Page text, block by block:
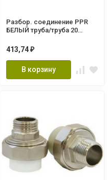
Разбор. соединение PPR
БЕЛЫЙ труба/труба 20
413,74 ₽
В корзину